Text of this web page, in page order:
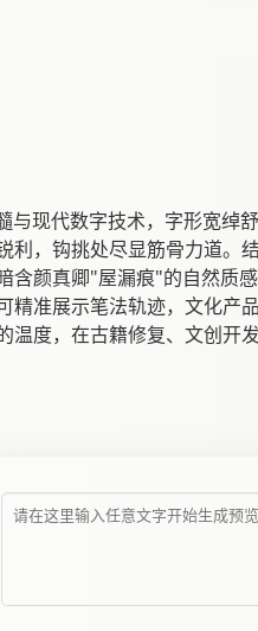
与现代数字技术，字形宽绰
利，钩挑处尽显筋骨力道。
含颜真卿"屋漏痕"的自然质
精准展示笔法轨迹，文化产
温度，在古籍修复、文创开